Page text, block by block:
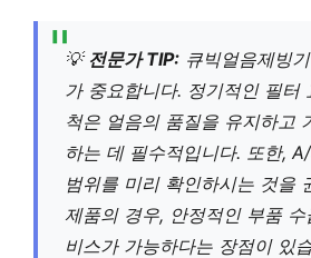
💡 전문가 TIP: 큐빅얼음제빙
가 중요합니다. 정기적인 필터
척은 얼음의 품질을 유지하고
하는 데 필수적입니다. 또한,
범위를 미리 확인하시는 것을
제품의 경우, 안정적인 부품
비스가 가능하다는 장점이 있